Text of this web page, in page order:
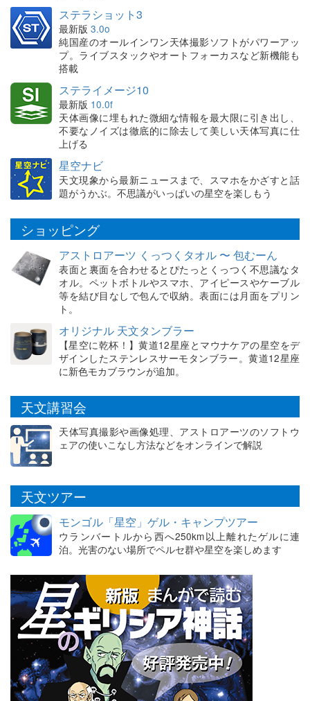
ステラショット3
最新版 3.0o
純国産のオールインワン天体撮影ソフトがパワーアッ
プ。ライブスタックやオートフォーカスなど新機能も
搭載
ステライメージ10
最新版 10.0f
天体画像に埋もれた微細な情報を最大限に引き出し、
不要なノイズは徹底的に除去して美しい天体写真に仕
上げる
星空ナビ
天文現象から最新ニュースまで、スマホをかざすと話
題がうかぶ。不思議がいっぱいの星空を楽しもう
ショッピング
アストロアーツ くっつくタオル 〜 包むーん
表面と裏面を合わせるとぴたっとくっつく不思議なタ
オル。ペットボトルやスマホ、アイピースやケーブル
等を結び目なしで包んで収納。表面には月面をプリン
ト。
オリジナル 天文タンブラー
【星空に乾杯！】黄道12星座とマウナケアの星空をデ
ザインしたステンレスサーモタンブラー。黄道12星座
に新色モカブラウンが追加。
天文講習会
天体写真撮影や画像処理、アストロアーツのソフトウ
ェアの使いこなし方法などをオンラインで解説
天文ツアー
モンゴル「星空」ゲル・キャンプツアー
ウランバートルから西へ250km以上離れたゲルに連
泊。光害のない場所でペルセ群や星空を楽しめます